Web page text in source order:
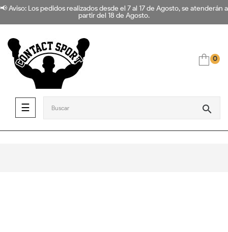
📢 Aviso: Los pedidos realizados desde el 7 al 17 de Agosto, se atenderán a
partir del 18 de Agosto.
search
0
Navegación de palanca
☰